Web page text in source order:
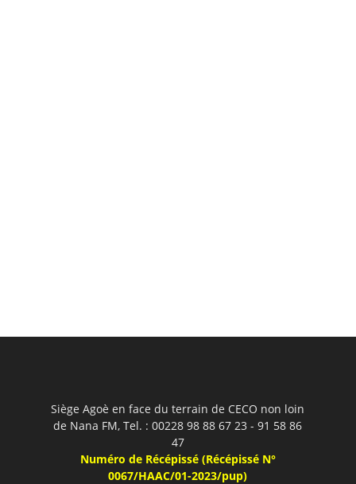
Siège Agoè en face du terrain de CECO non loin
de Nana FM, Tel. : 00228 98 88 67 23 - 91 58 86
47
Numéro de Récépissé (Récépissé N°
0067/HAAC/01-2023/pup)